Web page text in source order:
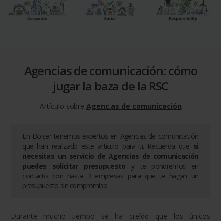
Agencias de comunicación: cómo
jugar la baza de la RSC
Artículo sobre Agencias de comunicación
En Doiser tenemos expertos en Agencias de comunicación
que han realizado este artículo para ti. Recuerda que si
necesitas un servicio de Agencias de comunicación
puedes solicitar presupuesto y te pondremos en
contacto con hasta 3 empresas para que te hagan un
presupuesto sin compromiso.
Durante mucho tiempo se ha creído que los únicos